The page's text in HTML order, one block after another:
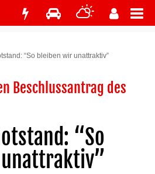
“So bleiben wir unattraktiv”
Beschlussantrag des
“So